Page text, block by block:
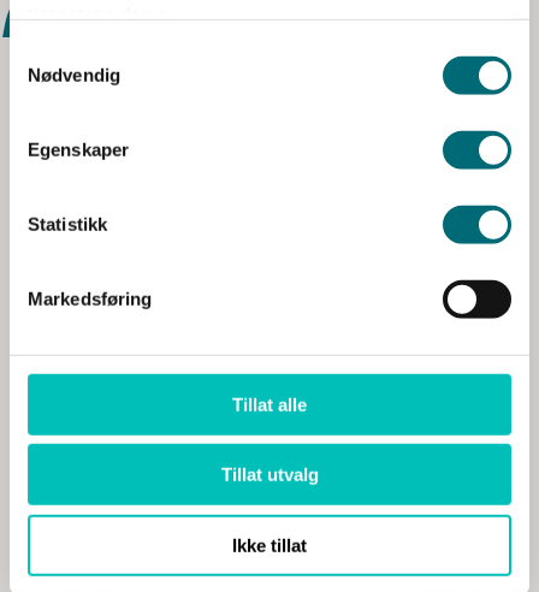
Nødvendig
Egenskaper
Statistikk
Markedsføring
Tillat alle
Tillat utvalg
Ikke tillat
Jeg er opptatt av relasjonsledelse, en
tilnærming som fokuserer på
lagutvikling. Dette skaper gode team som
Leverer på disse tjenestene
Digitalisering og ledelse
Digital transformasjon og strategi
Endringsledelse,IT-anskaffelser og